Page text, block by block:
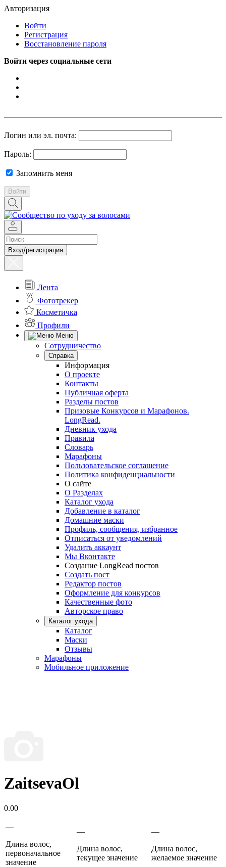
Авторизация
Войти
Регистрация
Восстановление пароля
Войти через социальные сети
Логин или эл. почта:
Пароль:
Запомнить меня
Войти
Вход/регистрация
Лента
Фототрекер
Косметичка
Профили
Меню
Сотрудничество
Справка
Информация
О проекте
Контакты
Публичная оферта
Разделы постов
Призовые Конкурсов и Марафонов.
LongRead.
Дневник ухода
Правила
Словарь
Марафоны
Пользовательское соглашение
Политика конфиденциальности
О сайте
О Разделах
Каталог ухода
Добавление в каталог
Домашние маски
Профиль, сообщения, избранное
Отписаться от уведомлений
Удалить аккаунт
Мы Вконтакте
Создание LongRead постов
Создать пост
Редактор постов
Оформление для конкурсов
Качественные фото
Авторское право
Каталог ухода
Каталог
Маски
Отзывы
Марафоны
Мобильное приложение
ZaitsevaOl
0.00
—
Длина волос,
первоначальное
значение
—
Длина волос,
текущее значение
—
Длина волос,
желаемое значение